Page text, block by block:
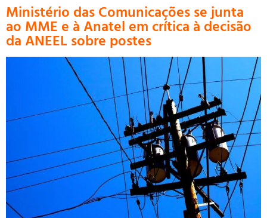
Ministério das Comunicações se junta
ao MME e à Anatel em crítica à decisão
da ANEEL sobre postes